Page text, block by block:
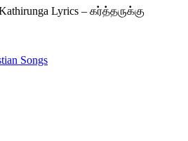
Lyrics – கர்த்தருக்கு
Songs